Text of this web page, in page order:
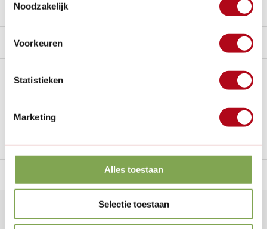
Noodzakelijk
Voorkeuren
Statistieken
Marketing
Alles toestaan
Selectie toestaan
Beschrijving
Reviews
Specificaties
dagen bedenktijd Al
Klantenservice